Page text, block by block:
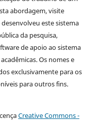
abordagem, visite
este sistema
da pesquisa,
de apoio ao sistema
Os nomes e
exclusivamente para os
para outros fins.
Creative Commons -